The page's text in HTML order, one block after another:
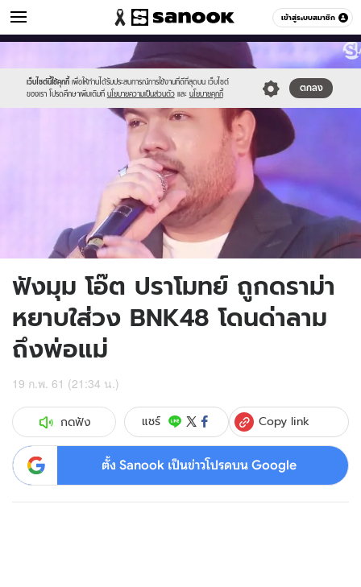
เข้าสู่ระบบสมาชิก
ข่าวบันเทิง หมวดอื่นๆ
เว็บไซต์นี้ใช้คุกกี้ เพื่อให้ท่านได้รับประสบการณ์การใช้งานที่ดีที่สุดบน เว็บไซต์
ของเรา โปรดศึกษาเพิ่มเติมที่ นโยบายความเป็นส่วนตัว และ นโยบายคุกกี้
ตกลง
//s.isanook.com/sr/0/images/logo-
new-
sanook.png
//s.isanook.com/ns/0/ud/1080/5403022/oat.jpg
ฟังมุม โอ๊ต ปราโมทย์ ถูกดราม่า
หยาบใส่วง BNK48 โดนด่าลาม
ถึงพ่อแม่
19 ก.พ. 61 (21:34 น.)
กดฟัง แชร์ Copy link
ตั้ง Sanook เป็นข่าวโปรดบน Google